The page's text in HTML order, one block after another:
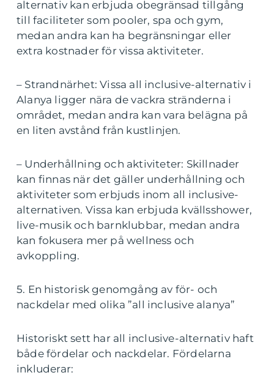
alternativ kan erbjuda obegränsad tillgång
till faciliteter som pooler, spa och gym,
medan andra kan ha begränsningar eller
extra kostnader för vissa aktiviteter.
– Strandnärhet: Vissa all inclusive-alternativ i
Alanya ligger nära de vackra stränderna i
området, medan andra kan vara belägna på
en liten avstånd från kustlinjen.
– Underhållning och aktiviteter: Skillnader
kan finnas när det gäller underhållning och
aktiviteter som erbjuds inom all inclusive-
alternativen. Vissa kan erbjuda kvällsshower,
live-musik och barnklubbar, medan andra
kan fokusera mer på wellness och
avkoppling.
5. En historisk genomgång av för- och
nackdelar med olika ”all inclusive alanya”
Historiskt sett har all inclusive-alternativ haft
både fördelar och nackdelar. Fördelarna
inkluderar: